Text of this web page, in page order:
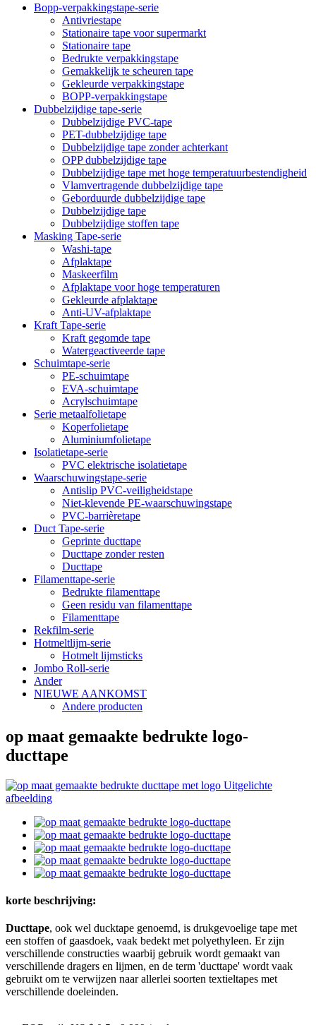
Bopp-verpakkingstape-serie
Antivriestape
Stationaire tape voor supermarkt
Stationaire tape
Bedrukte verpakkingstape
Gemakkelijk te scheuren tape
Gekleurde verpakkingstape
BOPP-verpakkingstape
Dubbelzijdige tape-serie
Dubbelzijdige PVC-tape
PET-dubbelzijdige tape
Dubbelzijdige tape zonder achterkant
OPP dubbelzijdige tape
Dubbelzijdige tape met hoge temperatuurbestendigheid
Vlamvertragende dubbelzijdige tape
Geborduurde dubbelzijdige tape
Dubbelzijdige tape
Dubbelzijdige stoffen tape
Masking Tape-serie
Washi-tape
Afplaktape
Maskeerfilm
Afplaktape voor hoge temperaturen
Gekleurde afplaktape
Anti-UV-afplaktape
Kraft Tape-serie
Kraft gegomde tape
Watergeactiveerde tape
Schuimtape-serie
PE-schuimtape
EVA-schuimtape
Acrylschuimtape
Serie metaalfolietape
Koperfolietape
Aluminiumfolietape
Isolatietape-serie
PVC elektrische isolatietape
Waarschuwingstape-serie
Antislip PVC-veiligheidstape
Niet-klevende PE-waarschuwingstape
PVC-barrièretape
Duct Tape-serie
Geprinte ducttape
Ducttape zonder resten
Ducttape
Filamenttape-serie
Bedrukte filamenttape
Geen residu van filamenttape
Filamenttape
Rekfilm-serie
Hotmeltlijm-serie
Hotmelt lijmsticks
Jombo Roll-serie
Ander
NIEUWE AANKOMST
Andere producten
op maat gemaakte bedrukte logo-
ducttape
korte beschrijving:
Ducttape, ook wel ducktape genoemd, is drukgevoelige tape met
een stoffen of gaasdoek, vaak bedekt met polyethyleen. Er zijn
verschillende constructies waarbij gebruik wordt gemaakt van
verschillende dragers en lijmen, en de term 'ducttape' wordt vaak
gebruikt om te verwijzen naar allerlei soorten textieltapes met
verschillende doeleinden.